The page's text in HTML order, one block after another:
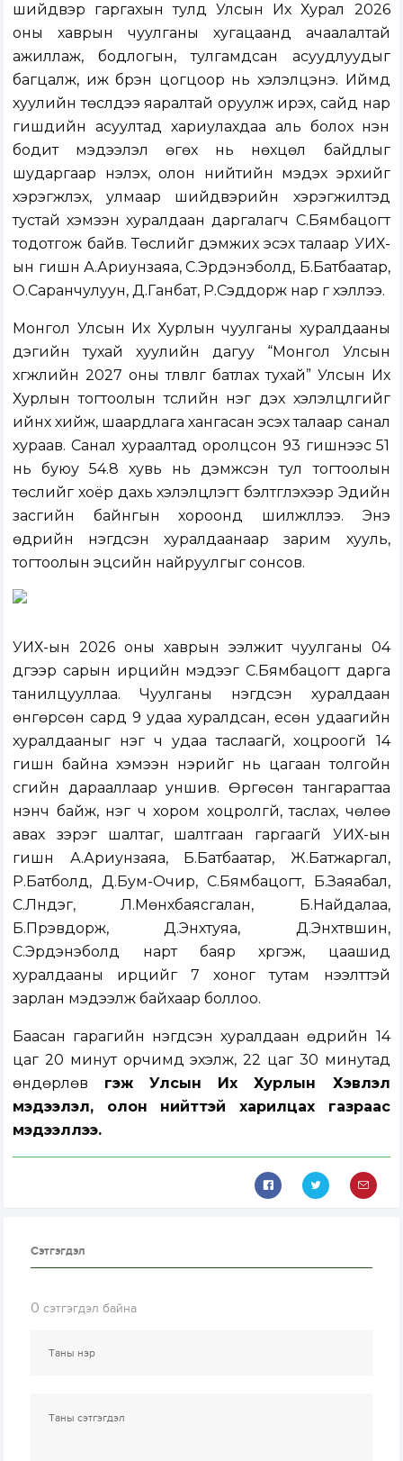
шийдвэр гаргахын тулд Улсын Их Хурал 2026
оны хаврын чуулганы хугацаанд ачаалалтай
ажиллаж, бодлогын, тулгамдсан асуудлуудыг
багцалж, иж бүрэн цогцоор нь хэлэлцэнэ. Иймд
хуулийн төслүүдээ яаралтай оруулж ирэх, сайд нар
гишүүдийн асуултад хариулахдаа аль болох үнэн
бодит мэдээлэл өгөх нь нөхцөл байдлыг
шударгаар үнэлэх, олон нийтийн мэдэх эрхийг
хэрэгжүүлэх, улмаар шийдвэрийн хэрэгжилтэд
тустай хэмээн хуралдаан даргалагч С.Бямбацогт
тодотгож байв. Төслийг дэмжих эсэх талаар УИХ-
ын гишүүн А.Ариунзаяа, С.Эрдэнэболд, Б.Батбаатар,
О.Саранчулуун, Д.Ганбат, Р.Сэддорж нар үг хэллээ.
Монгол Улсын Их Хурлын чуулганы хуралдааны
дэгийн тухай хуулийн дагуу “Монгол Улсын
хөгжлийн 2027 оны төлөвлөгөө батлах тухай” Улсын Их
Хурлын тогтоолын төслийн нэг дэх хэлэлцүүлгийг
ийнхүү хийж, шаардлага хангасан эсэх талаар санал
хураав. Санал хураалтад оролцсон 93 гишүүнээс 51
нь буюу 54.8 хувь нь дэмжсэн тул тогтоолын
төслийг хоёр дахь хэлэлцүүлэгт бэлтгүүлэхээр Эдийн
засгийн байнгын хороонд шилжүүллээ. Энэ
өдрийн нэгдсэн хуралдаанаар зарим хууль,
тогтоолын эцсийн найруулгыг сонсов.
УИХ-ын 2026 оны хаврын ээлжит чуулганы 04
дүгээр сарын ирцийн мэдээг С.Бямбацогт дарга
танилцууллаа. Чуулганы нэгдсэн хуралдаан
өнгөрсөн сард 9 удаа хуралдсан, есөн удаагийн
хуралдааныг нэг ч удаа таслаагүй, хоцроогүй 14
гишүүн байна хэмээн нэрийг нь цагаан толгойн
үсгийн дарааллаар уншив. Өргөсөн тангарагтаа
үнэнч байж, нэг ч хором хоцролгүй, таслах, чөлөө
авах зэрэг шалтаг, шалтгаан гаргаагүй УИХ-ын
гишүүн А.Ариунзаяа, Б.Батбаатар, Ж.Батжаргал,
Р.Батболд, Д.Бум-Очир, С.Бямбацогт, Б.Заяабал,
С.Лүндэг, Л.Мөнхбаясгалан, Б.Найдалаа,
Б.Пүрэвдорж, Д.Энхтуяа, Д.Энхтүвшин,
С.Эрдэнэболд нарт баяр хүргэж, цаашид
хуралдааны ирцийг 7 хоног тутам нээлттэй
зарлан мэдээлж байхаар боллоо.
Баасан гарагийн нэгдсэн хуралдаан өдрийн 14
цаг 20 минут орчимд эхэлж, 22 цаг 30 минутад
өндөрлөв гэж Улсын Их Хурлын Хэвлэл
мэдээлэл, олон нийттэй харилцах газраас
мэдээллээ.
Сэтгэгдэл
0 сэтгэгдэл байна